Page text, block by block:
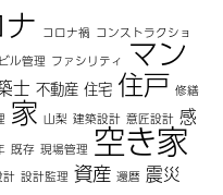
コロナ禍 コンストラクショ
ビル管理 ファシリティ マン
士 不動産 住宅 住戸 修繕
家 山梨 建築設計 意匠設計 感
既存 現場管理 空き家
計 設計監理 資産 還暦 震災